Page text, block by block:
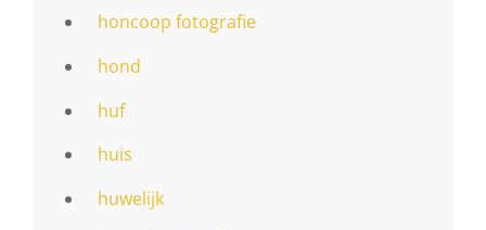
honcoop fotografie
hond
huf
huis
huwelijk